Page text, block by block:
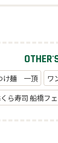
け麺 一頂 ワ
ら寿司 船橋フ